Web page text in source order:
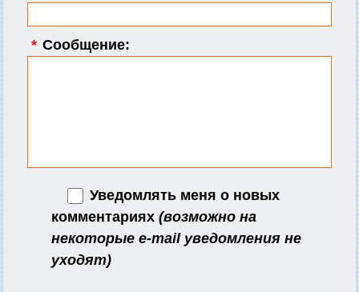
* Сообщение:
Уведомлять меня о новых
комментариях (возможно на
некоторые e-mail уведомления не
уходят)